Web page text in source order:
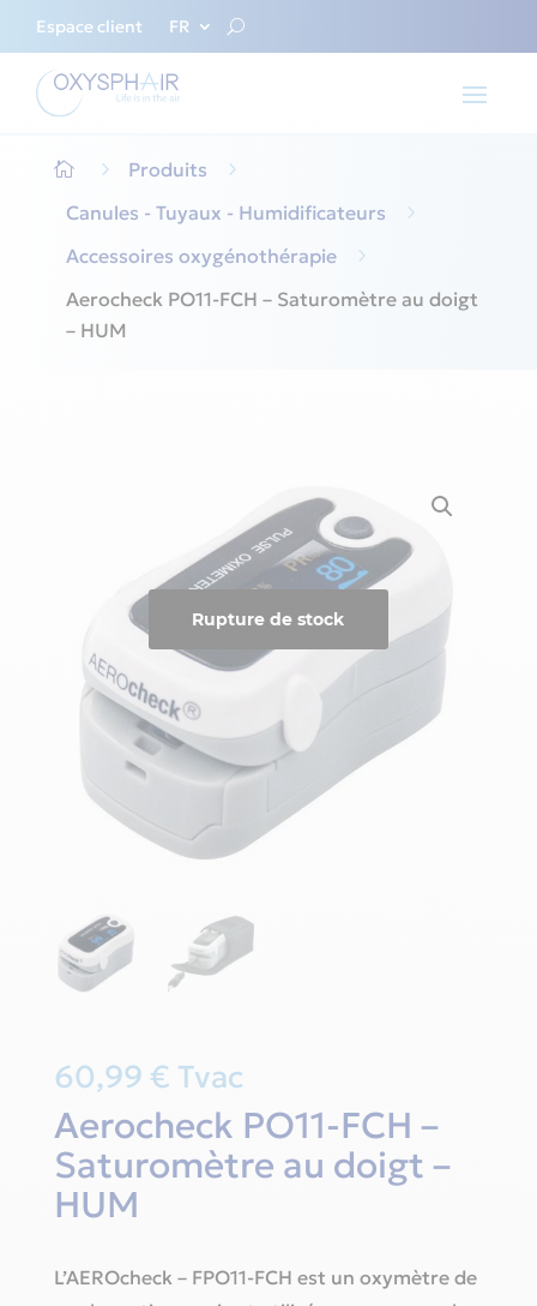
Espace client FR
 5 Produits
5
Canules - Tuyaux - Humidificateurs
5
Accessoires oxygénothérapie
5
Aerocheck PO11-FCH – Saturomètre au doigt
– HUM
Rupture de stock
60,99 € Tvac
Aerocheck PO11-FCH –
Saturomètre au doigt –
HUM
L’AEROcheck – FPO11-FCH est un oxymètre de